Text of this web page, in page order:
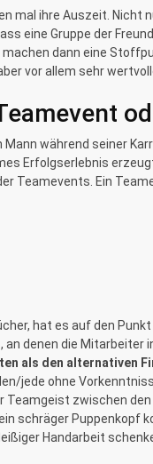
mal ihre Auszeit. Nicht
eine Gruppe der
dann eine
vor allem sehr
während seiner
Erfolgserlebnis
Teamevents. Ein
hat es auf den
an denen die
als den alternativen
jede ohne
zwischen
schräger
Handarbeit